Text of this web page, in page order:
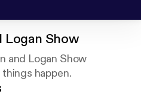
Logan Show
and Logan Show
happen.